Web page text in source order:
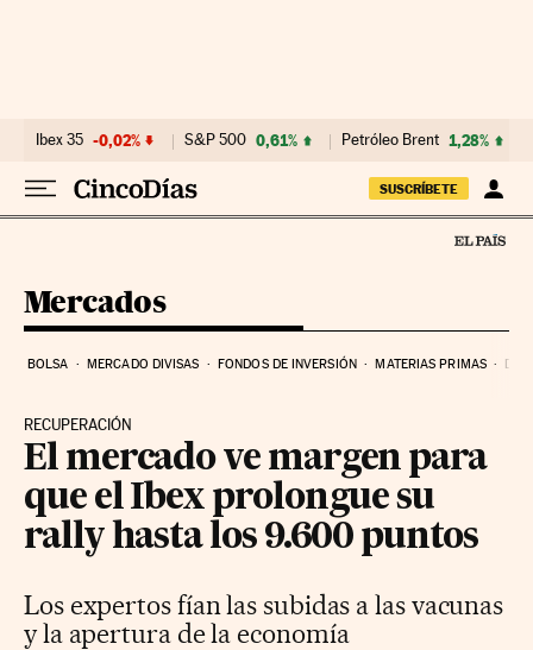
Ibex 35 -0,02% S&P 500 0,61% Petróleo Brent 1,28%
SUSCRÍBETE
Mercados
BOLSA MERCADO DIVISAS FONDOS DE INVERSIÓN MATERIAS PRIMAS
RECUPERACIÓN
El mercado ve margen para
que el Ibex prolongue su
rally hasta los 9.600 puntos
Los expertos fían las subidas a las vacunas
y la apertura de la economía